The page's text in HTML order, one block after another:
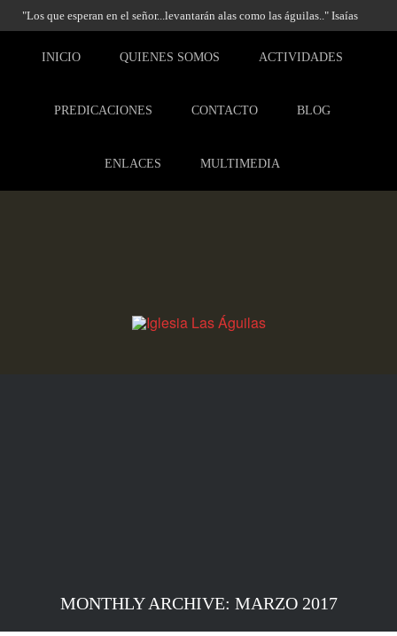
"Los que esperan en el señor...levantarán alas como las águilas.." Isaías
INICIO
QUIENES SOMOS ACTIVIDADES
PREDICACIONES CONTACTO BLOG
ENLACES MULTIMEDIA
MONTHLY ARCHIVE: MARZO 2017